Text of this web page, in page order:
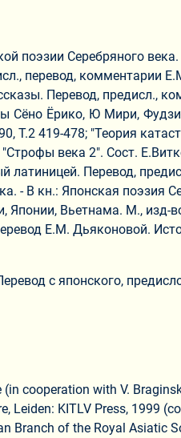
поэзии Серебряного
перевод, комментарии
Перевод, предисл.,
Сёно Ёрико, Ю Мири,
Т.2 419-478; "Теория
века 2". Сост.
латиницей. Перевод,
- В кн.: Японская поэзия
Японии, Вьетнама. М., изд-
Е.М. Дьяконовой.
с японского,
cooperation with V.
Leiden: KITLV Press, 1999
Branch of the Royal Asiatic